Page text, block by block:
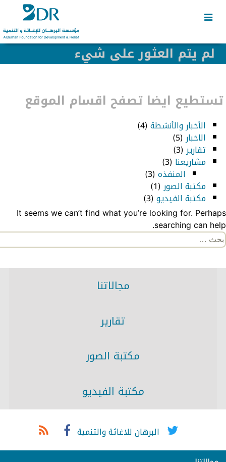
content
لم يتم العثور على شيء
تستطيع ايضا تصفح اقسام الموقع
الأخبار والأنشطة (4)
الاخبار(5)
تقارير(3)
مشاريعنا (3)
المنفذه (3)
مكتبة الصور(1)
مكتبة الفيديو (3)
It seems we can’t find what you’re looking for. Perhaps
searching can help.
البحث
عن:
مجالاتنا
تقارير
مكتبة الصور
مكتبة الفيديو
البرهان للاغاثة والتنمية